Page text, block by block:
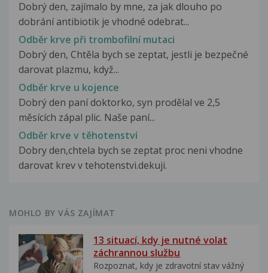
Dobrý den, zajímalo by mne, za jak dlouho po
dobrání antibiotik je vhodné odebrat...
Odběr krve při trombofilní mutaci
Dobrý den, Chtěla bych se zeptat, jestli je bezpečné
darovat plazmu, když...
Odběr krve u kojence
Dobrý den paní doktorko, syn prodělal ve 2,5
měsících zápal plic. Naše paní...
Odběr krve v těhotenství
Dobry den,chtela bych se zeptat proc neni vhodne
darovat krev v tehotenstvi.dekuji.
MOHLO BY VÁS ZAJÍMAT
13 situací, kdy je nutné volat
záchrannou službu
Rozpoznat, kdy je zdravotní stav vážný